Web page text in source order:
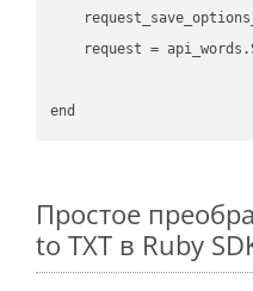
request =
Простое
to TXT в Ruby